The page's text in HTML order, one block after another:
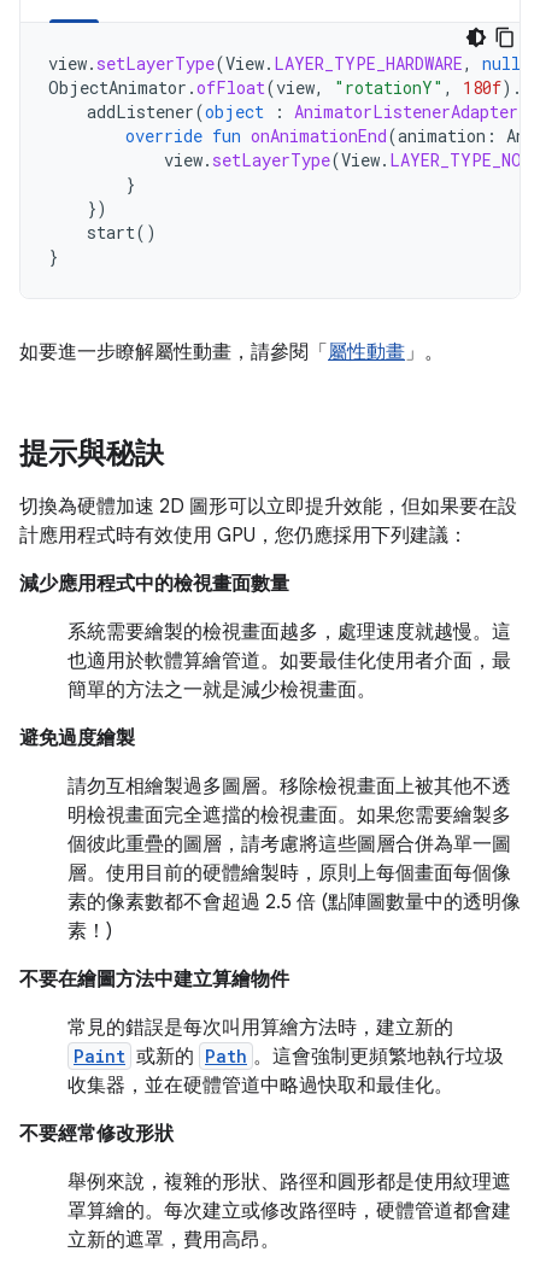
view. setLayerType(View. LAYER_TYPE_HARDWARE, null
ObjectAnimator .ofFloat(view, "rotationY" , 180f).
addListener(object : AnimatorListenerAdapter
override fun onAnimationEnd(animation :
view. setLayerType(View. LAYER_TYPE_NONE
}
})
start()
}
如要進一步瞭解屬性動畫，請參閱「 屬性動畫」。
提示與秘訣
切換為硬體加速 2D 圖形可以立即提升效能，但如果要在設
計應用程式時有效使用 GPU，您仍應採用下列建議：
減少應用程式中的檢視畫面數量
系統需要繪製的檢視畫面越多，處理速度就越慢。這
也適用於軟體算繪管道。如要最佳化使用者介面，最
簡單的方法之一就是減少檢視畫面。
避免過度繪製
請勿互相繪製過多圖層。移除檢視畫面上被其他不透
明檢視畫面完全遮擋的檢視畫面。如果您需要繪製多
個彼此重疊的圖層，請考慮將這些圖層合併為單一圖
層。使用目前的硬體繪製時，原則上每個畫面每個像
素的像素數都不會超過 2.5 倍 (點陣圖數量中的透明像
素！)
不要在繪圖方法中建立算繪物件
常見的錯誤是每次叫用算繪方法時，建立新的
Paint 或新的 Path 。這會強制更頻繁地執行垃圾
收集器，並在硬體管道中略過快取和最佳化。
不要經常修改形狀
舉例來說，複雜的形狀、路徑和圓形都是使用紋理遮
罩算繪的。每次建立或修改路徑時，硬體管道都會建
立新的遮罩，費用高昂。